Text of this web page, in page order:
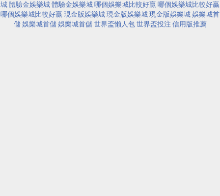
城體驗金娛樂城體驗金娛樂城哪個娛樂城比較好贏哪個娛樂城比較好贏
哪個娛樂城比較好贏現金版娛樂城現金版娛樂城現金版娛樂城娛樂城首
儲 娛樂城首儲 娛樂城首儲 世界盃懶人包 世界盃投注 信用版推薦